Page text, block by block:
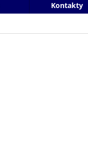
Kontakty